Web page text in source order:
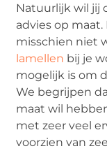
Natuurlijk wil jij
advies op
misschien niet
lamellen bij je
mogelijk is om
We begrijpen
maat wil
met zeer veel
voorzien van